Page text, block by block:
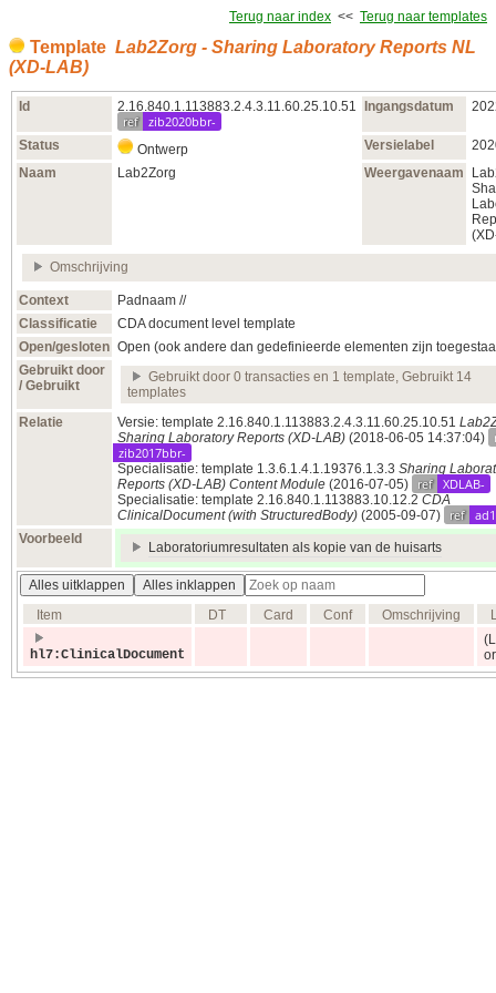
Terug naar index << Terug naar templates
Template Lab2Zorg - Sharing Laboratory Reports NL
(XD-LAB)
Id 2.16.840.1.113883.2.4.3.11.60.25.10.51
ref zib2020bbr-
Ingangsdatum
Status Ontwerp Versielabel
Naam
Lab2Zorg Weergavenaam
Omschrijving
Context
Padnaam //
Classificatie
CDA document level template
Open/gesloten Open (ook andere dan gedefinieerde elementen zijn
Gebruikt door
/ Gebruikt
Gebruikt door 0 transacties en 1 template, Gebruikt 14
templates
Relatie
Versie: template 2.16.840.1.113883.2.4.3.11.60.25.10.51
Sharing Laboratory Reports (XD-LAB) (2018‑06‑05 14:37:04)
zib2017bbr-
Specialisatie: template 1.3.6.1.4.1.19376.1.3.3 Sharing
Reports (XD-LAB) Content Module (2016‑07‑05) ref XDLAB-
Specialisatie: template 2.16.840.1.113883.10.12.2 CDA
ClinicalDocument (with StructuredBody) (2005‑09‑07) ref
Voorbeeld
Laboratoriumresultaten als kopie van de huisarts
Alles uitklappen
Alles inklappen
Item
DT Card Conf Omschrijving
hl7:ClinicalDocument